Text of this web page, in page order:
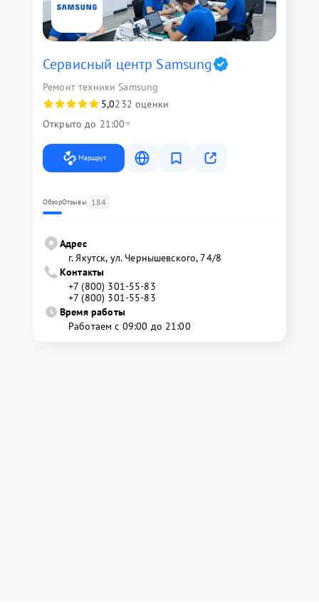
Сервисный центр Samsung
Ремонт техники Samsung
5,0232 оценки
Открыто до 21:00
Маршрут
ОбзорОтзывы 184
Адрес
г. Якутск, ул. Чернышевского, 74/8
Контакты
+7 (800) 301-55-83
+7 (800) 301-55-83
Время работы
Работаем с 09:00 до 21:00